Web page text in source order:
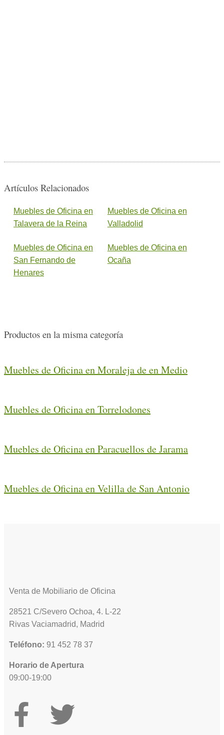
Artículos Relacionados
Muebles de Oficina en
Talavera de la Reina
Muebles de Oficina en
Valladolid
Muebles de Oficina en
San Fernando de
Henares
Muebles de Oficina en
Ocaña
Productos en la misma categoría
Muebles de Oficina en Moraleja de en Medio
Muebles de Oficina en Torrelodones
Muebles de Oficina en Paracuellos de Jarama
Muebles de Oficina en Velilla de San Antonio
Venta de Mobiliario de Oficina
28521 C/Severo Ochoa, 4. L-22
Rivas Vaciamadrid, Madrid
Teléfono: 91 452 78 37
Horario de Apertura
09:00-19:00